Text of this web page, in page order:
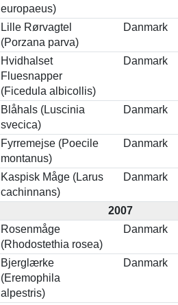
europaeus)
Lille Rørvagtel
(Porzana parva)
Danmark
Hvidhalset
Fluesnapper
(Ficedula albicollis)
Danmark
Blåhals (Luscinia
svecica)
Danmark
Fyrremejse (Poecile
montanus)
Danmark
Kaspisk Måge (Larus
cachinnans)
Danmark
2007
Rosenmåge
(Rhodostethia rosea)
Danmark
Bjerglærke
(Eremophila
alpestris)
Danmark